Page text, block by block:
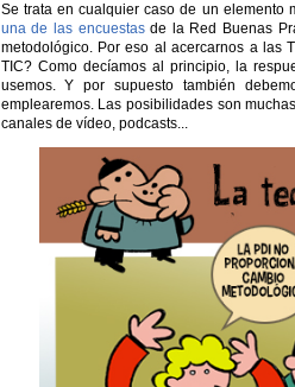
Se trata en cualquier caso de un elemento
una de las encuestasde la Red Buenas
metodológico. Por eso al acercarnos a las
TIC? Como decíamos al principio, la
usemos. Y por supuesto también
emplearemos. Las posibilidades son
canales de vídeo, podcasts...